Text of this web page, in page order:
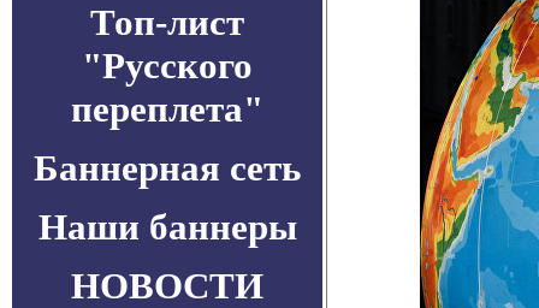
Топ-лист
"Русского
переплета"
Баннерная сеть
Наши баннеры
НОВОСТИ